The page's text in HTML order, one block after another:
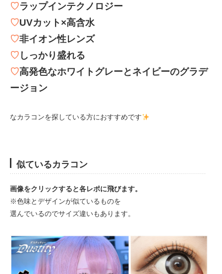
♡ラップインテクノロジー
♡UVカット×高含水
♡非イオン性レンズ
♡ しっかり盛れる
♡高発色なホワイトグレーとネイビーのグラデ
ージョン
なカラコンを探している方におすすめです
似ているカラコン
画像をクリックすると各レポに飛びます。
※色味とデザインが似ているものを
選んでいるのでサイズ違いもあります。